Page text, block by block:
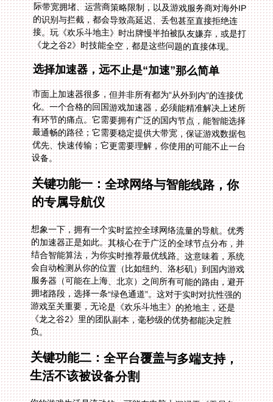
《龙之谷2》时技能全空，都是这些问题的直接体现。
选择加速器，远不止是“加速”那么简单
市面上加速器很多，但并非所有都为“从外到内”的连接优
化。一个合格的回国游戏加速器，必须能精准解决上述所
有环节的痛点。它需要拥有广泛的国内节点，能智能选择
最通畅的路径；它需要稳定提供大带宽，保证游戏数据包
优先、快速传输；它更需要理解，你使用的可能不止一台
设备。
关键功能一：全球网络与智能线路，你
的专属导航仪
想象一下，拥有一个实时监控全球网络流量的导航。优秀
的加速器正是如此。其核心在于广泛的全球节点分布，并
结合智能算法，为你实时推荐最优线路。这意味着，系统
会自动检测从你的位置（比如纽约、洛杉矶）到国内游戏
服务器（可能在上海、北京）之间所有可能的路由，避开
拥堵路段，选择一条“绿色通道”。这对于实时对抗性强的
游戏至关重要，无论是《欢乐斗地主》的抢地主，还是
《龙之谷2》里的团队副本，毫秒级的优势都能决定胜
负。
关键功能二：全平台覆盖与多端支持，
生活不该被设备分割